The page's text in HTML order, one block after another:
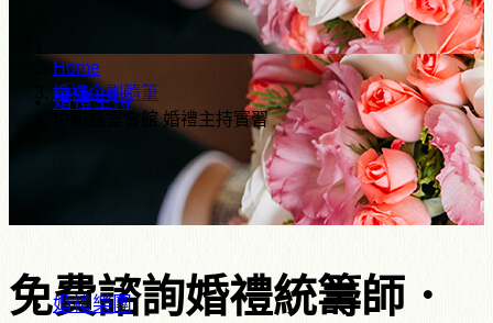
婚禮主持
婚禮樂團
Home
婚禮企劃隨筆
中和晶宴會館 婚禮主持實習
免費諮詢婚禮統籌師．